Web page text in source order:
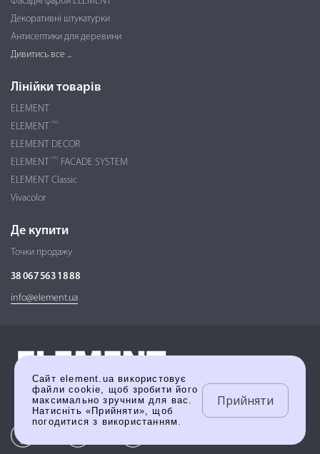
Декоративні штукатурки
Антисептики для деревини
Дивитись все ...
Лінійки товарів
ELEMENT
ELEMENT
PRO
ELEMENT DECOR
ELEMENT
PRO
FACADE SYSTEM
ELEMENT Classic
Vivacolor
Де купити
Точки продажу
38 067 563 18 88
info@element.ua
Сайт element.ua використовує
файли cookie, щоб зробити його
максимально зручним для вас.
Натисніть «Прийняти», щоб
погодитися з використанням.
Прийняти